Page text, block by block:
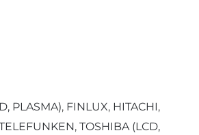
PLASMA), FINLUX, HITACHI,
, TOSHIBA (LCD,